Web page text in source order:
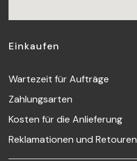
Fußzeilenmenü
Einkaufen
Wartezeit für Aufträge
Zahlungsarten
Kosten für die Anlieferung
Reklamationen und Retouren